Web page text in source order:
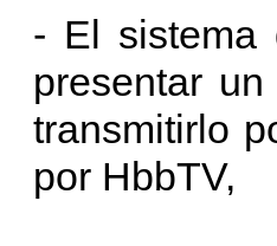
- El sistema
presentar
transmitirlo
por HbbTV,